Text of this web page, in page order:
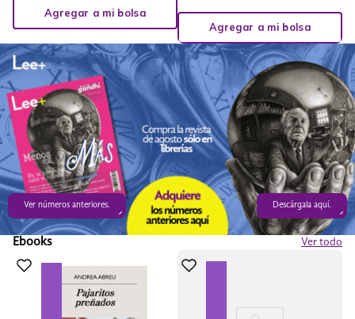
Agregar a mi bolsa
Agregar a mi bolsa
Ver números anteriores. Descárgala aquí.
Ebooks Ver todo